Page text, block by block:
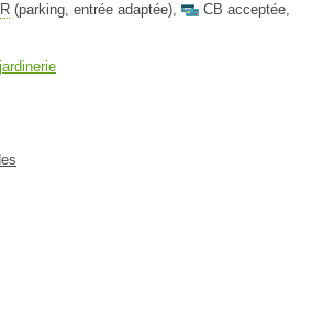
(parking, entrée adaptée), CB acceptée,